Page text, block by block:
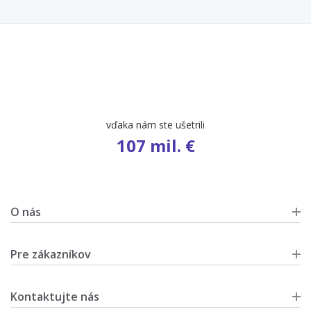
vďaka nám ste ušetrili
107 mil. €
O nás
Pre zákazníkov
Kontaktujte nás